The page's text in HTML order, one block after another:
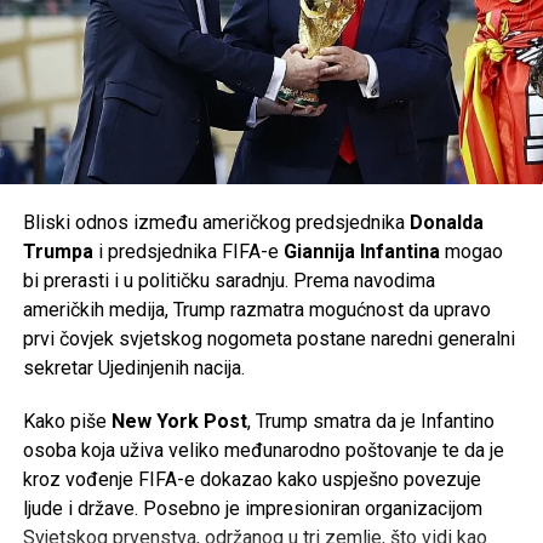
Tweet Share
Mail
radničkog vijeća, ali i vlasti savezne pokrajine
Donja
Saska, koja posjeduje oko 20 posto udjela
u
Volkswagenu i ima značajan utjecaj u nadzornom odboru
kompanije. Prema njemačkim medijima, odbor je u početnoj
fazi odbio dio predloženih mjera.
Volkswagen je ranije potvrdio da će do kraja decenije u
35.000biti u matičnom brendu Volkswagen, dok će
ostatak biti raspoređen na kompanije unutar grupacije,
uključujući AudiiPorsche. Do sada je više od37.000
zaposlenihveć prihvatilo programe dobrovoljnog odlaska
iz kompanije.
evropski proizvođač automobila nalazi pred jednim od
najvećih izazova u svojoj historiji, dok će naredni mjeseci
biti ključni za budući smjer razvoja kompanije.
Bliski odnos između američkog predsjednika Donalda
Trumpai predsjednika FIFA-e Giannija Infantinamogao
bi prerasti i u političku saradnju. Prema navodima
američkih medija, Trump razmatra mogućnost da upravo
prvi čovjek svjetskog nogometa postane naredni generalni
sekretar Ujedinjenih nacija.
Kako piše New York Post, Trump smatra da je Infantino
osoba koja uživa veliko međunarodno poštovanje te da je
kroz vođenje FIFA-e dokazao kako uspješno povezuje
ljude i države. Posebno je impresioniran organizacijom
Svjetskog prvenstva, održanog u tri zemlje, što vidi kao